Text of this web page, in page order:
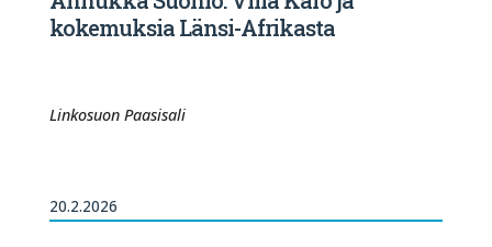
kokemuksia Länsi-Afrikasta
Linkosuon Paasisali
20.2.2026